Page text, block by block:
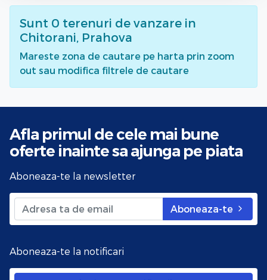
Sunt 0 terenuri de vanzare in
Chitorani, Prahova
Mareste zona de cautare pe harta prin zoom
out sau modifica filtrele de cautare
Afla primul de cele mai bune
oferte inainte sa ajunga pe piata
Aboneaza-te la newsletter
Aboneaza-te
Aboneaza-te la notificari